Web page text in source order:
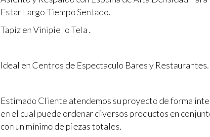
Estar Largo Tiempo Sentado.
Tapiz en Vinipiel o Tela .
Ideal en Centros de Espectaculo Bares y Restaurantes.
Estimado Cliente atendemos su proyecto de forma
en el cual puede ordenar diversos productos en
con un mínimo de piezas totales.